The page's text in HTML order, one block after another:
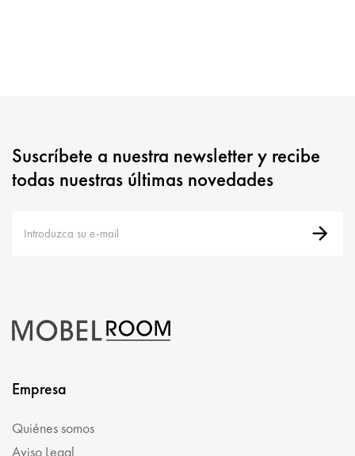
Suscríbete a nuestra newsletter y recibe
todas nuestras últimas novedades
Empresa
Quiénes somos
Aviso Legal